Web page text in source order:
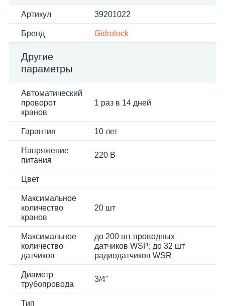
Артикул 39201022
Бренд Gidrolock
Другие
параметры
Автоматический
проворот
кранов
1 раз в 14 дней
Гарантия 10 лет
Напряжение
питания
220 В
Цвет
Максимальное
количество
кранов
20 шт
Максимальное
количество
датчиков
до 200 шт проводных
датчиков WSP; до 32 шт
радиодатчиков WSR
Диаметр
трубопровода
3/4"
Тип